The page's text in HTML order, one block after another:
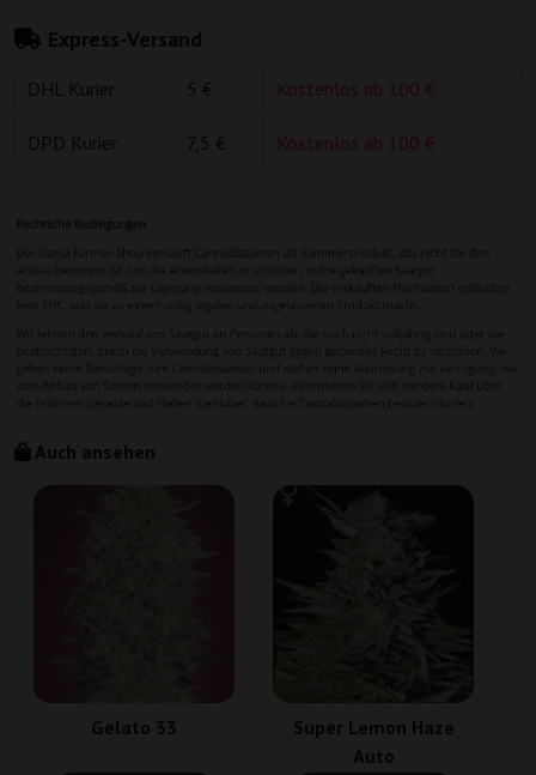
Express-Versand
DHL Kurier 5 € Kostenlos ab 100 €
DPD Kurier 7,5 € Kostenlos ab 100 €
Auch ansehen
Gelato 33
Super Lemon Haze
Auto